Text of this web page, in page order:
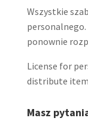
Wszystkie
personalnego.
ponownie
License for
distribute
Masz